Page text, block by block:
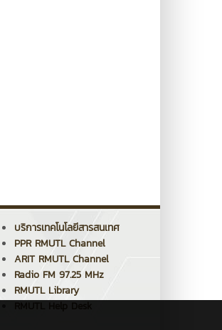
บริการเทคโนโลยีสารสนเทศ
PPR RMUTL Channel
ARIT RMUTL Channel
Radio FM 97.25 MHz
RMUTL Library